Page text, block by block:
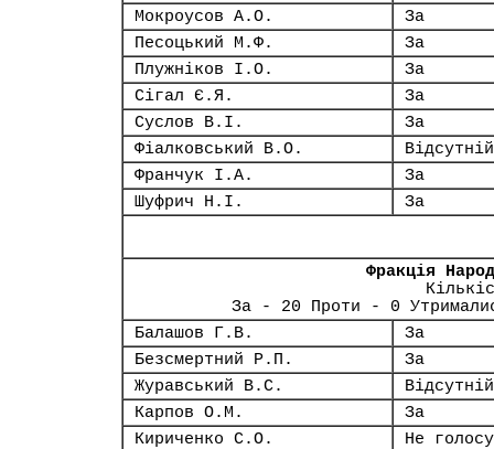
Мокроусов А.О.
За
Песоцький М.Ф.
За
Плужніков І.О.
За
Сігал Є.Я.
За
Суслов В.І.
За
Фіалковський В.О.
Відсутній
Франчук І.А.
За
Шуфрич Н.І.
За
Фракція
За - 20 Проти - 0
Балашов Г.В.
За
Безсмертний Р.П.
За
Журавський В.С.
Відсутній
Карпов О.М.
За
Кириченко С.О.
Не